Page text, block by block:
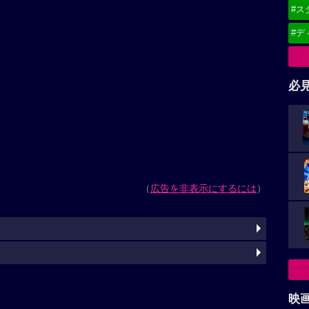
（広告を非表示にするには）
#ス
#デ
必
映